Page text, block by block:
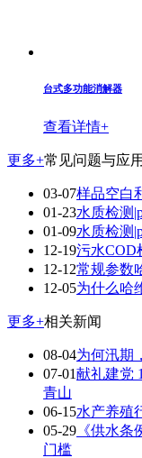
台式多功能消解器
查看详情+
更多+常见问题与应用
03-07样品空白
01-23水质检测
01-09水质检测
12-19污水COD
12-12常规参数
12-05为什么哈
更多+相关新闻
08-04为何汛期
07-01献礼建党
青山
06-15水产养殖
05-29 《供水
门槛